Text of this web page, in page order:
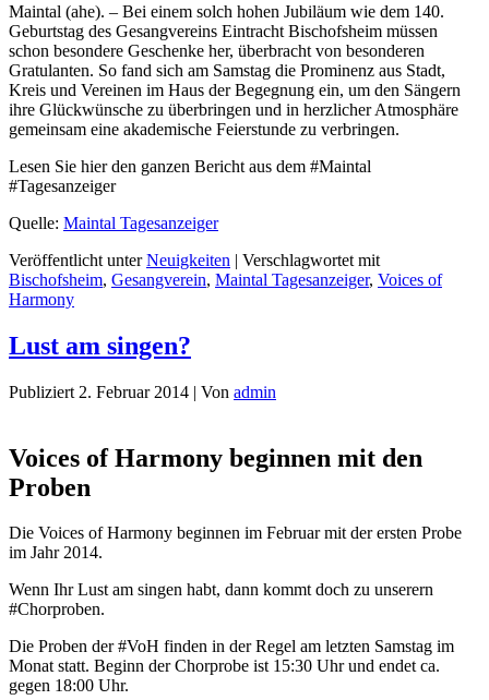
Maintal (ahe). – Bei einem solch hohen Jubiläum wie dem 140.
Geburtstag des Gesangvereins Eintracht Bischofsheim müssen
schon besondere Geschenke her, überbracht von besonderen
Gratulanten. So fand sich am Samstag die Prominenz aus Stadt,
Kreis und Vereinen im Haus der Begegnung ein, um den Sängern
ihre Glückwünsche zu überbringen und in herzlicher Atmosphäre
gemeinsam eine akademische Feierstunde zu verbringen.
Lesen Sie hier den ganzen Bericht aus dem #Maintal
#Tagesanzeiger
Quelle: Maintal Tagesanzeiger
Veröffentlicht unter Neuigkeiten | Verschlagwortet mit
Bischofsheim, Gesangverein, Maintal Tagesanzeiger, Voices of
Harmony
Lust am singen?
Publiziert 2. Februar 2014 | Von admin
Voices of Harmony beginnen mit den
Proben
Die Voices of Harmony beginnen im Februar mit der ersten Probe
im Jahr 2014.
Wenn Ihr Lust am singen habt, dann kommt doch zu unserern
#Chorproben.
Die Proben der #VoH finden in der Regel am letzten Samstag im
Monat statt. Beginn der Chorprobe ist 15:30 Uhr und endet ca.
gegen 18:00 Uhr.